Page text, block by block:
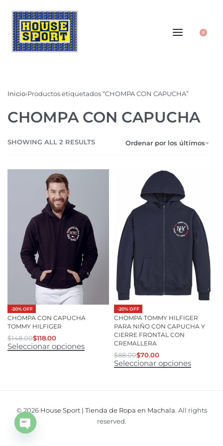
0
Inicio›Productos etiquetados “CHOMPA CON CAPUCHA”
CHOMPA CON CAPUCHA
SHOWING ALL 2 RESULTS Ordenar por los últimos
-20% OFF
CHOMPA CON CAPUCHA
TOMMY HILFIGER
$148.00$118.00
Seleccionar opciones
-20% OFF
CHOMPA TOMMY HILFIGER
PARA NIÑO CON CAPUCHA Y
CIERRE FRONTAL CON
CREMALLERA
$88.00$70.00
Seleccionar opciones
© 2026 House Sport | Tienda de Ropa en Machala. All rights
reserved.
Open